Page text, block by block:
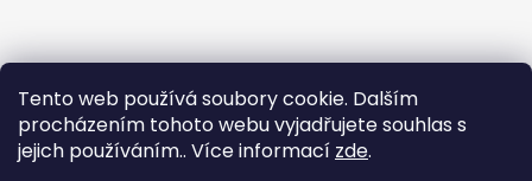
Tento web používá soubory cookie. Dalším
procházením tohoto webu vyjadřujete souhlas s
jejich používáním.. Více informací zde.